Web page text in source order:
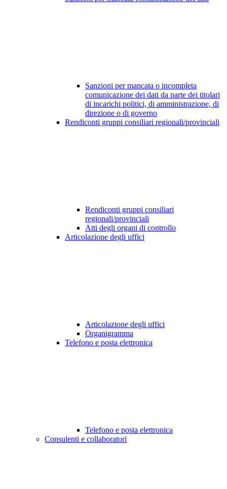
Sanzioni per mancata o incompleta
comunicazione dei dati da parte dei titolari
di incarichi politici, di amministrazione, di
direzione o di governo
Rendiconti gruppi consiliari regionali/provinciali
Rendiconti gruppi consiliari
regionali/provinciali
Atti degli organi di controllo
Articolazione degli uffici
Articolazione degli uffici
Organigramma
Telefono e posta elettronica
Telefono e posta elettronica
Consulenti e collaboratori